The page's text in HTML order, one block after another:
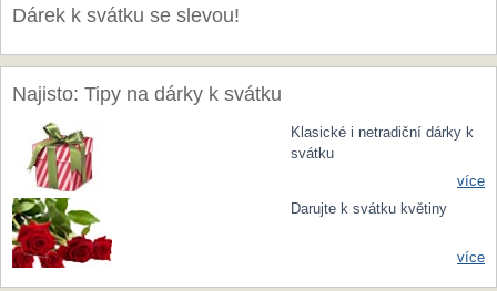
Dárek k svátku se slevou!
Najisto: Tipy na dárky k svátku
Klasické i netradiční dárky k
svátku
více
Darujte k svátku květiny
více